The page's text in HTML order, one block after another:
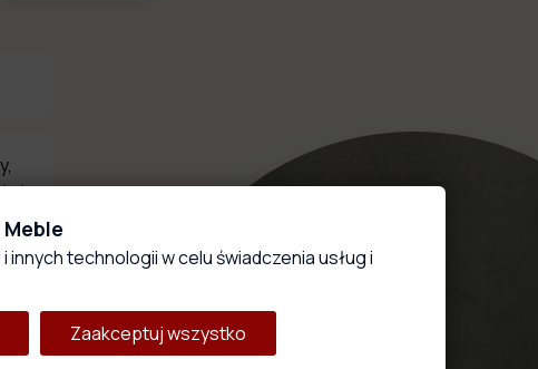
i
technologii w celu świadczenia usług i
Zaakceptuj wszystko